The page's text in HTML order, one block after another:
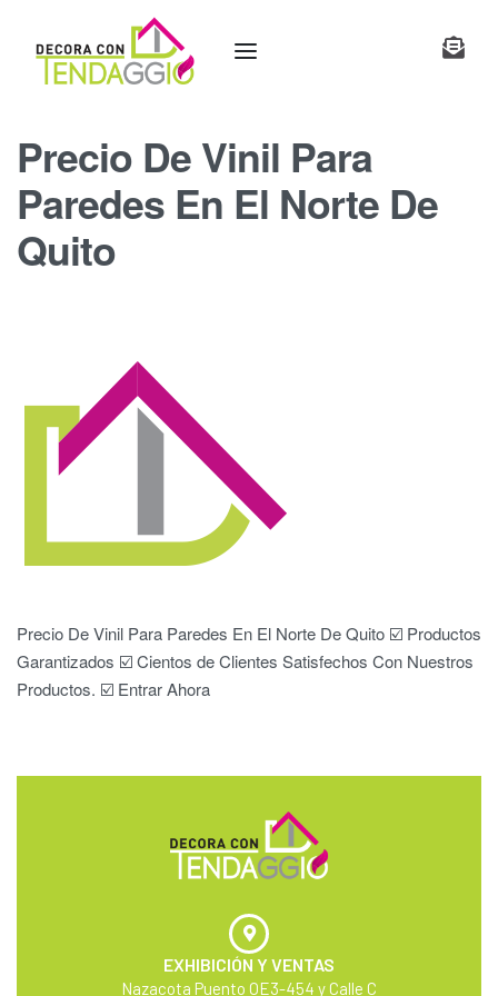
Precio De Vinil Para
Paredes En El Norte De
Quito
Precio De Vinil Para Paredes En El Norte De Quito ☑️ Productos
Garantizados ☑️ Cientos de Clientes Satisfechos Con Nuestros
Productos. ☑️ Entrar Ahora
EXHIBICIÓN Y VENTAS
Nazacota Puento OE3-454 y Calle C